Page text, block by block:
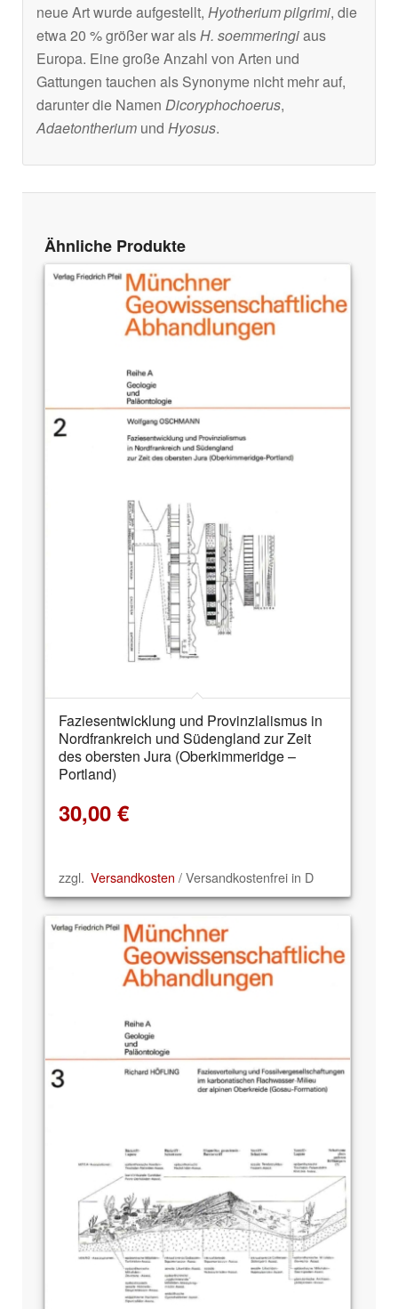
neue Art wurde aufgestellt, Hyotherium pilgrimi, die
etwa 20 % größer war alsH. soemmeringiaus
Europa. Eine große Anzahl von Arten und
Gattungen tauchen als Synonyme nicht mehr auf,
darunter die Namen Dicoryphochoerus,
Adaetontherium und Hyosus.
Ähnliche Produkte
Faziesentwicklung und Provinzialismus in
Nordfrankreich und Südengland zur Zeit
des obersten Jura (Oberkimmeridge –
Portland)
30,00 €
zzgl. Versandkosten / Versandkostenfrei in D